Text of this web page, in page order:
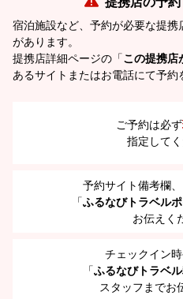
宿泊施設など、予約が必要な提
があります。
提携店詳細ページの「この提携店
あるサイトまたはお電話にて予約
ご予約は必ず
指定してく
予約サイト備考欄
「ふるなびトラベル
お伝えく
チェックイン
「ふるなびトラベ
スタッフまでお